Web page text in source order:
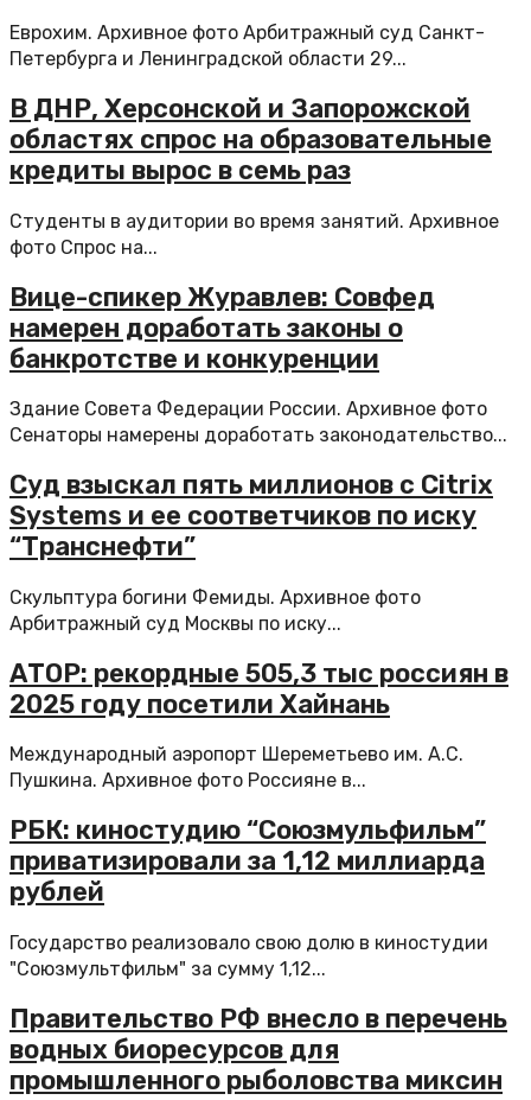
Еврохим. Архивное фото Арбитражный суд Санкт-
Петербурга и Ленинградской области 29...
В ДНР, Херсонской и Запорожской
областях спрос на образовательные
кредиты вырос в семь раз
Студенты в аудитории во время занятий. Архивное
фото Спрос на...
Вице-спикер Журавлев: Совфед
намерен доработать законы о
банкротстве и конкуренции
Здание Совета Федерации России. Архивное фото
Сенаторы намерены доработать законодательство...
Суд взыскал пять миллионов с Citrix
Systems и ее соответчиков по иску
“Транснефти”
Скульптура богини Фемиды. Архивное фото
Арбитражный суд Москвы по иску...
АТОР: рекордные 505,3 тыс россиян в
2025 году посетили Хайнань
Международный аэропорт Шереметьево им. А.С.
Пушкина. Архивное фото Россияне в...
РБК: киностудию “Союзмульфильм”
приватизировали за 1,12 миллиарда
рублей
Государство реализовало свою долю в киностудии
"Союзмультфильм" за сумму 1,12...
Правительство РФ внесло в перечень
водных биоресурсов для
промышленного рыболовства миксин